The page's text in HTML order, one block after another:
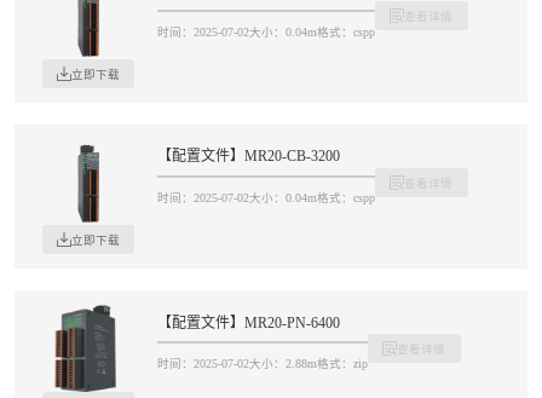
时间：2025-07-02大小：0.04m格式：cspp
查看详情
立即下载
【配置文件】MR20-CB-3200
时间：2025-07-02大小：0.04m格式：cspp
查看详情
立即下载
【配置文件】MR20-PN-6400
时间：2025-07-02大小：2.88m格式：zip
查看详情